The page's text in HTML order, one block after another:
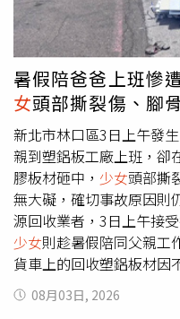
係，我覺得很開心。」在
則錄音時的趣事：「有一
Rap，然後我要跟著她，
有多難嗎？」她坦言自己
是什麼、知道拍子是什麼
會自己打結！」直率的反
〈i〉並不好唱，品妡分
音的地方，然後你就要一
錄音時被雕很久；這次的
歌我每次進錄音室都進三
我的，歡迎大家來找碴。
暑假陪爸爸上班慘
女頭部撕裂傷、腳
新北市林口區3日上午發
親到塑鋁板工廠上班，卻
膠板材砸中， 少女頭部撕
無大礙，確切事故原因則
源回收業者，3日上午接
少女則趁暑假陪同父親工
貨車上的回收塑鋁板材因
姓 少女遭砸傷，警消趕抵
折，所幸其意識清醒，被
08月03日, 2026